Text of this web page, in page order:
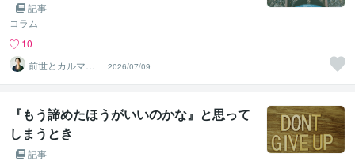
記事
コラム
10
前世とカルマの
翻訳者 Haku
2026/07/09
『もう諦めたほうがいいのかな』と思って
しまうとき
記事